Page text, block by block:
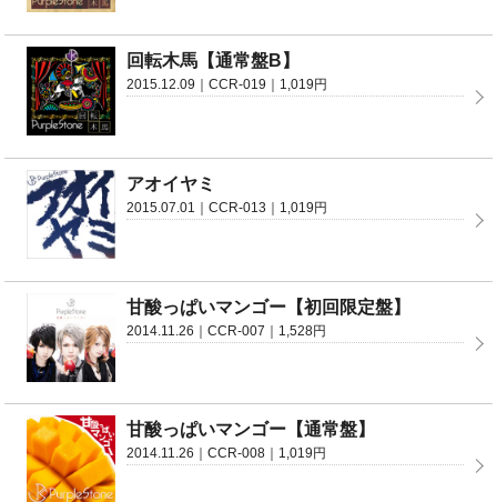
回転木馬【通常盤B】
2015.12.09｜CCR-019｜1,019円
アオイヤミ
2015.07.01｜CCR-013｜1,019円
甘酸っぱいマンゴー【初回限定盤】
2014.11.26｜CCR-007｜1,528円
甘酸っぱいマンゴー【通常盤】
2014.11.26｜CCR-008｜1,019円